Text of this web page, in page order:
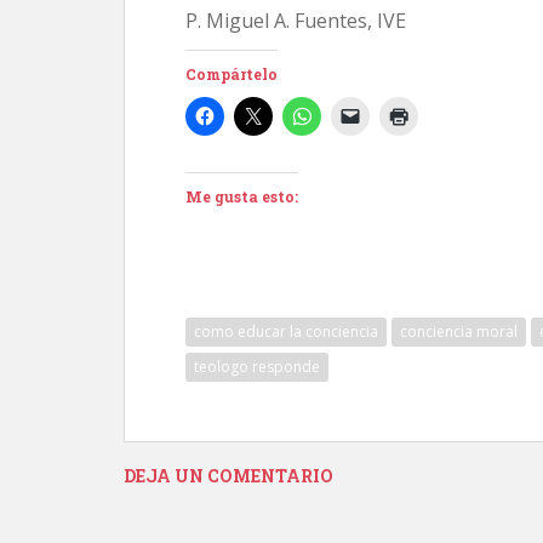
P. Miguel A. Fuentes, IVE
Compártelo
Me gusta esto:
como educar la conciencia conciencia moral
teologo responde
DEJA UN COMENTARIO